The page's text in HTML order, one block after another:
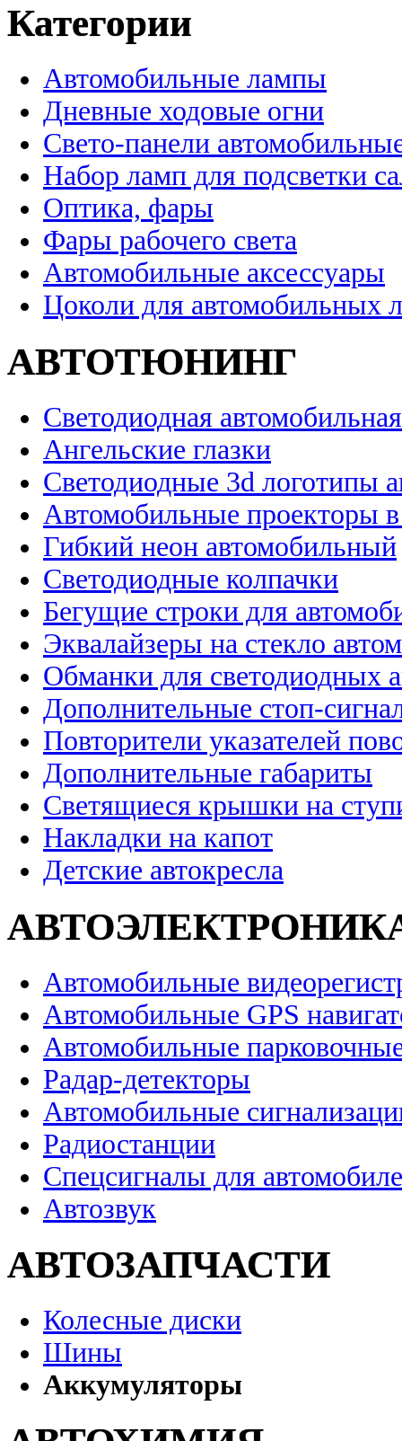
Категории
Автомобильные лампы
Дневные ходовые огни
Свето-панели
Набор ламп для подсветки
Оптика, фары
Фары рабочего света
Автомобильные аксессуары
Цоколи для автомобильных
АВТОТЮНИНГ
Светодиодная
Ангельские глазки
Светодиодные 3d логотипы
Автомобильные проекторы
Гибкий неон автомобильный
Светодиодные колпачки
Бегущие строки для
Эквалайзеры на стекло
Обманки для светодиодных
Дополнительные стоп-
Повторители указателей
Дополнительные габариты
Светящиеся крышки на
Накладки на капот
Детские автокресла
Автомобильные
Автомобильные GPS
Автомобильные
Радар-детекторы
Автомобильные
Радиостанции
Спецсигналы для
Автозвук
АВТОЗАПЧАСТИ
Колесные диски
Шины
Аккумуляторы